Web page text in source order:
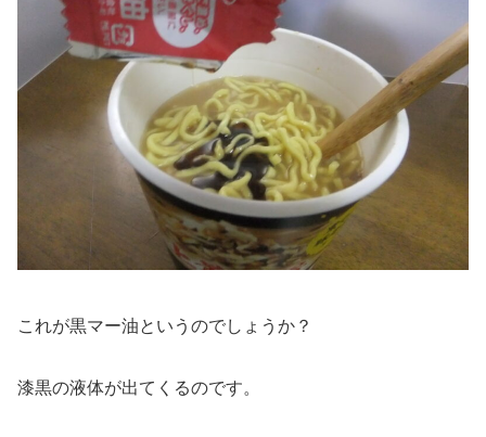
これが黒マー油というのでしょうか？
漆黒の液体が出てくるのです。